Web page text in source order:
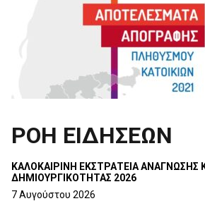
ΡΟΗ ΕΙΔΗΣΕΩΝ
ΚΑΛΟΚΑΙΡΙΝΗ ΕΚΣΤΡΑΤΕΙΑ ΑΝΑΓΝΩΣΗΣ
ΔΗΜΙΟΥΡΓΙΚΟΤΗΤΑΣ 2026
7 Αυγούστου 2026